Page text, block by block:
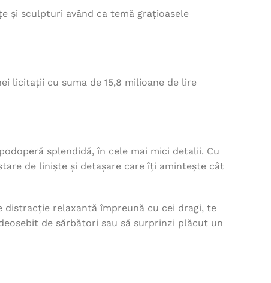
și sculpturi având ca temă grațioasele
licitații cu suma de 15,8 milioane de lire
splendidă, în cele mai mici detalii. Cu
de liniște și detașare care îți amintește cât
relaxantă împreună cu cei dragi, te
de sărbători sau să surprinzi plăcut un